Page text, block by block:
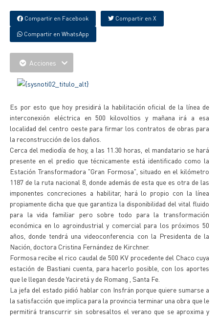
Compartir en Facebook Compartir en X
Compartir en WhatsApp
Acciones
Es por esto que hoy presidirá la habilitación oficial de la línea de
interconexión eléctrica en 500 kilovoltios y mañana irá a esa
localidad del centro oeste para firmar los contratos de obras para
la reconstrucción de los daños.
Cerca del mediodía de hoy, a las 11.30 horas, el mandatario se hará
presente en el predio que técnicamente está identificado como la
Estación Transformadora "Gran Formosa", situado en el kilómetro
1187 de la ruta nacional 8, donde además de esta que es otra de las
imponentes concreciones a habilitar, hará lo propio con la línea
propiamente dicha que que garantiza la disponibilidad del vital fluido
para la vida familiar pero sobre todo para la transformación
económica en lo agroindustrial y comercial para los próximos 50
años, donde tendrá una videoconferencia con la Presidenta de la
Nación, doctora Cristina Fernández de Kirchner.
Formosa recibe el rico caudal de 500 KV procedente del Chaco cuya
estación de Bastiani cuenta, para hacerlo posible, con los aportes
que le llegan desde Yaciretá y de Romang , Santa Fe.
La jefa del estado pidió hablar con Insfrán porque quiere sumarse a
la satisfacción que implica para la provincia terminar una obra que le
permitirá transcurrir sin sobresaltos el verano que se aproxima y